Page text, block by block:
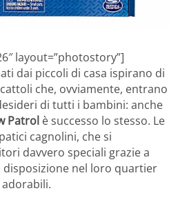
layout=”photostory”]
dai piccoli di casa ispirano di
che, ovviamente, entrano
di tutti i bambini: anche
Patrol è successo lo stesso. Le
cagnolini, che si
davvero speciali grazie a
disposizione nel loro quartier